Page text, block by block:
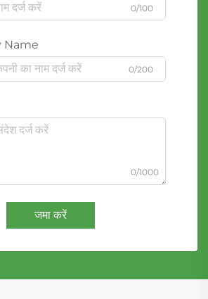
0/100
Name
0/200
0/1000
जमा करें